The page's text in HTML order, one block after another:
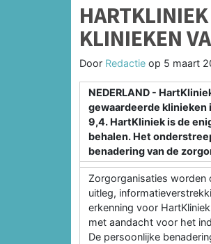
KLINIEKEN
Door Redactie op 5 maart
NEDERLAND -
gewaardeerde klinieken
9,4. HartKliniek is de
behalen. Het
benadering van de
Zorgorganisaties worden
uitleg,
erkenning voor
met aandacht voor het
De persoonlijke